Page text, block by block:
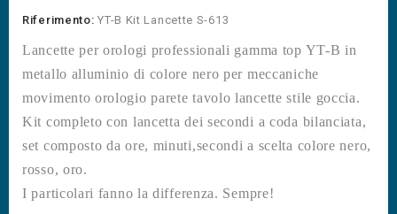
Riferimento: YT-B Kit Lancette S-613
Lancette per orologi professionali gamma top YT-B in
metallo alluminio di colore nero per meccaniche
movimento orologio parete tavolo lancette stile goccia.
Kit completo con lancetta dei secondi a coda bilanciata,
set composto da ore, minuti,secondi a scelta colore nero,
rosso, oro.
I particolari fanno la differenza. Sempre!